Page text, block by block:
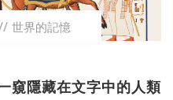
世界的記憶
窺隱藏在文字中的人類